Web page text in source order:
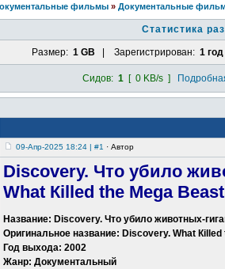
фильмы » Документальные
Статистика
Размер: 1 GB | Зарегистрирован: 1
Сидов: 1 [ 0 KB/s ]
09-Апр-2025 18:24 | #1 · Автор
Discovery. Что убило
What Кilled the Mega
Название: Discovery. Что убило животных-
Оригинальное название: Discovery. What
Год выхода: 2002
Жанр: Документальный